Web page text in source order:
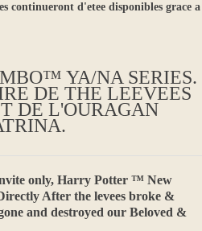
continueront d'etee disponibles grace a
YA/NA SERIES.
DE THE LEEVEES
DE L'OURAGAN
only, Harry Potter ™ New
After the levees broke &
and destroyed our Beloved &